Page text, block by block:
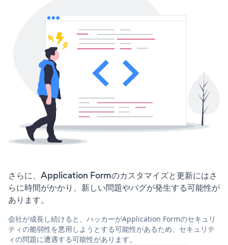
さらに、Application Formのカスタマイズと更新にはさ
らに時間がかかり、新しい問題やバグが発生する可能性が
あります。
会社が成長し続けると、ハッカーがApplication Formのセキュリ
ティの脆弱性を悪用しようとする可能性があるため、セキュリテ
ィの問題に遭遇する可能性があります。